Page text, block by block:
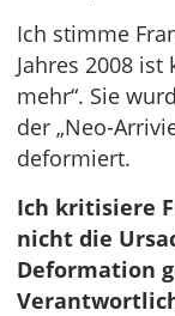
Ich stimme
Jahres 2008
mehr“. Sie
der „Neo-
deformiert.
Ich kritisiere
nicht die
Deformation